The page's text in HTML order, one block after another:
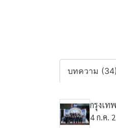
บทความ (34)
กรุงเท
4 ก.ค.